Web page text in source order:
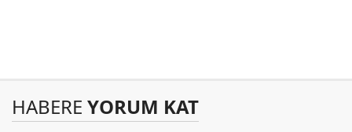
HABERE YORUM KAT